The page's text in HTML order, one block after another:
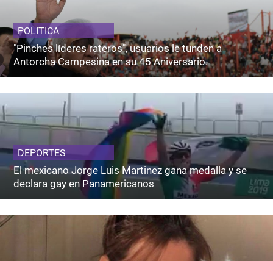
POLITICA
"Pinches líderes rateros", usuarios le tunden a
Antorcha Campesina en su 45 Aniversario.
DEPORTES
El mexicano Jorge Luis Martinez gana medalla y se
declara gay en Panamericanos